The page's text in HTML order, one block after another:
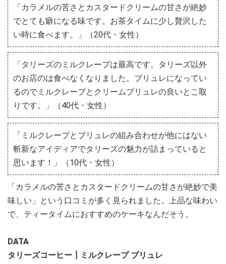
「カラメルの苦さとカスタードクリームの甘さが絶妙
でとても癖になる味です。お茶タイムに少し贅沢した
い時に食べます。」（20代・女性）
「タリーズのミルクレープは最高です。タリーズ以外
のお店のは食べなくなりました。ブリュレになってい
るのでミルクレープとクリームブリュレの良いとこ取
りです。」（40代・女性）
「ミルクレープとブリュレの組み合わせが他にはない
斬新なアイディアでタリーズの魅力が詰まっていると
思います！」（10代・女性）
「カラメルの苦さとカスタードクリームの甘さが絶妙で美
味しい」という口コミが多く見られました。上品な味わい
で、ティータイムにおすすめのケーキなんだそう。
DATA
タリーズコーヒー┃ミルクレープ ブリュレ